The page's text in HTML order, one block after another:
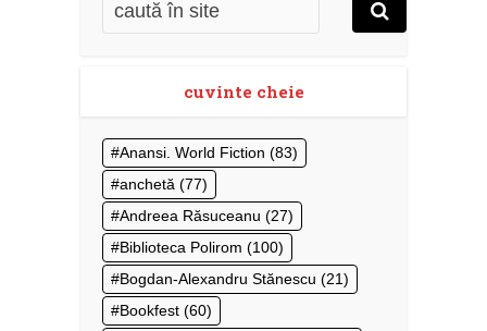
cuvinte cheie
Anansi. World Fiction (83)
anchetă (77)
Andreea Răsuceanu (27)
Biblioteca Polirom (100)
Bogdan-Alexandru Stănescu (21)
Bookfest (60)